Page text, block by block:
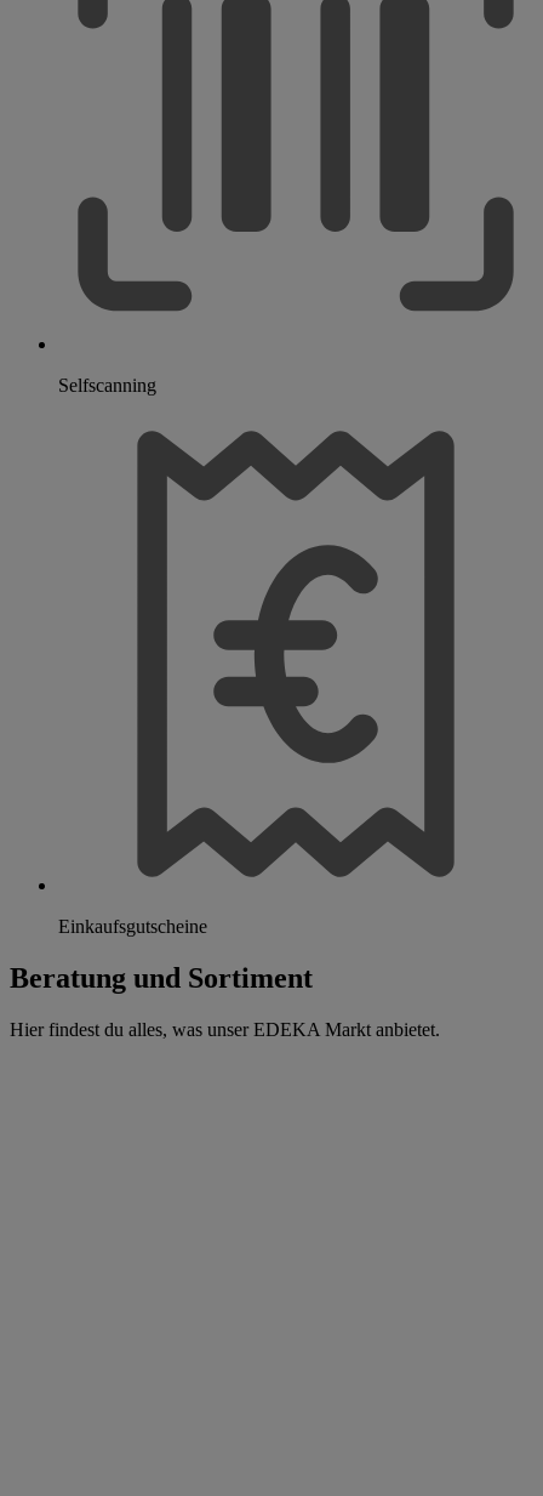
Selfscanning
Einkaufsgutscheine
Beratung und Sortiment
Hier findest du alles, was unser EDEKA Markt anbietet.